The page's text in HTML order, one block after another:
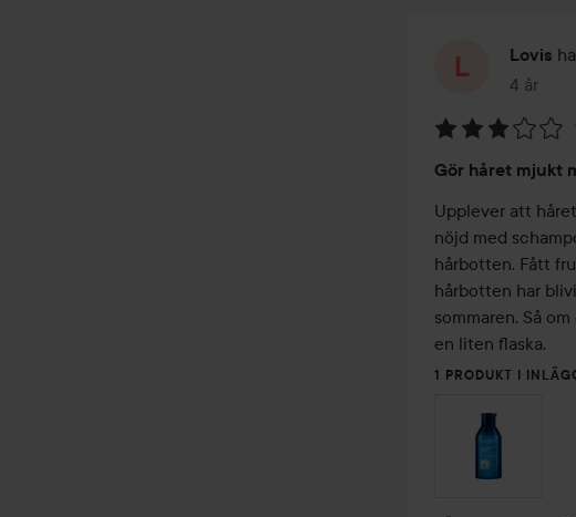
Lovis
4 år
Inlägget
3
av
5
Gör håret mjukt
Upplever att
nöjd med
hårbotten. Fått
hårbotten har
sommaren. Så
en liten flaska.
1 PRODUKT I